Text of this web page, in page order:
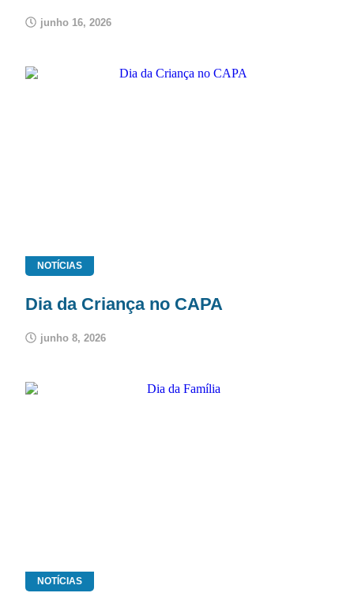
junho 16, 2026
NOTÍCIAS
Dia da Criança no CAPA
junho 8, 2026
NOTÍCIAS